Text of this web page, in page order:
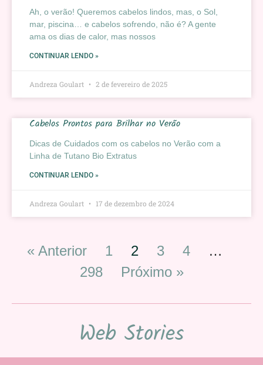
Ah, o verão! Queremos cabelos lindos, mas, o Sol,
mar, piscina… e cabelos sofrendo, não é? A gente
ama os dias de calor, mas nossos
CONTINUAR LENDO »
Andreza Goulart 2 de fevereiro de 2025
Cabelos Prontos para Brilhar no Verão
Dicas de Cuidados com os cabelos no Verão com a
Linha de Tutano Bio Extratus
CONTINUAR LENDO »
Andreza Goulart 17 de dezembro de 2024
« Anterior 1 2 3 4
…
298
Próximo »
Web Stories